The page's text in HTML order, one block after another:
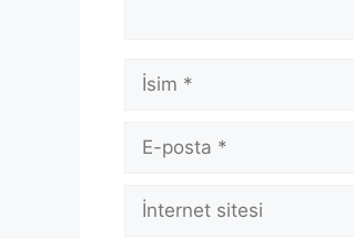
İsim
posta
İnternet
sitesi